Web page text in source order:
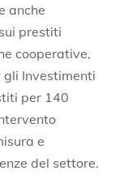
anche
prestiti
cooperative,
Investimenti
per 140
e
del settore.